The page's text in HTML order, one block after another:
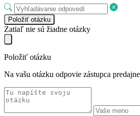
Položiť otázku
Zatiaľ nie sú žiadne otázky
Položiť otázku
Na vašu otázku odpovie zástupca